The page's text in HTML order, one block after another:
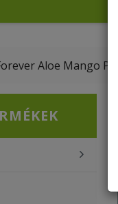
Aloe Mango PET